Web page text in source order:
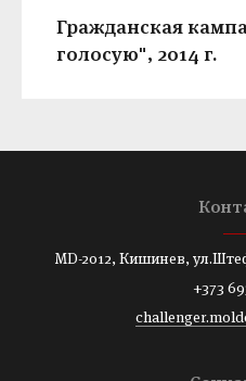
Гражданская
голосую", 2014 г.
MD-2012, Кишинев,
+373